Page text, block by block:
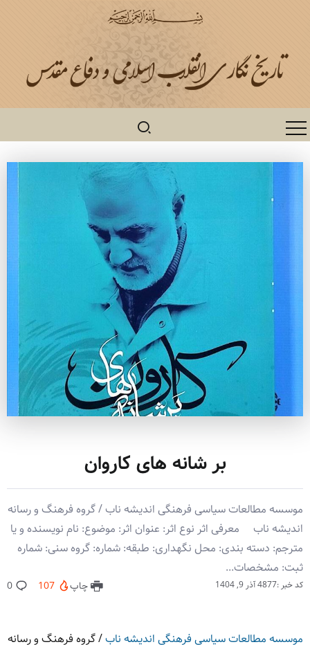
بر شانه های کاروان
موسسه مطالعات سیاسی فرهنگی اندیشه ناب / گروه فرهنگ و رسانه
اندیشه ناب معرفی اثر نوع اثر: عنوان اثر: موضوع: نام نویسنده و یا
مترجم: دسته بندی: محل نگهداری: طبقه: شماره: گروه سنی: شماره
ثبت: مشخصات...
کد خبر :4877 آذر 9, 1404 چاپ 107
0
موسسه مطالعات سیاسی فرهنگی اندیشه ناب/گروه فرهنگ و رسانه